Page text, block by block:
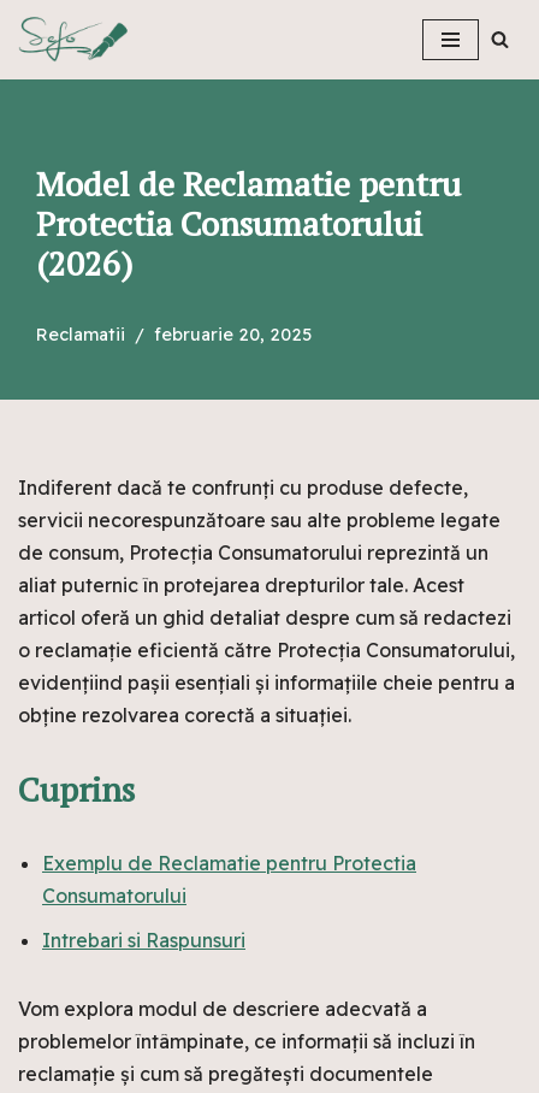
Sari
Model de Reclamatie pentru
Protectia Consumatorului
(2026)
Reclamatii februarie 20, 2025
Indiferent dacă te confrunți cu produse defecte,
servicii necorespunzătoare sau alte probleme legate
de consum, Protecția Consumatorului reprezintă un
aliat puternic în protejarea drepturilor tale. Acest
articol oferă un ghid detaliat despre cum să redactezi
o reclamație eficientă către Protecția Consumatorului,
evidențiind pașii esențiali și informațiile cheie pentru a
obține rezolvarea corectă a situației.
Cuprins
Exemplu de Reclamatie pentru Protectia
Consumatorului
Intrebari si Raspunsuri
Vom explora modul de descriere adecvată a
problemelor întâmpinate, ce informații să incluzi în
reclamație și cum să pregătești documentele